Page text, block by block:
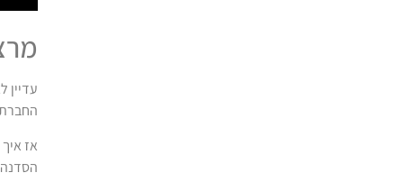
עדיין
אז
הסדנה